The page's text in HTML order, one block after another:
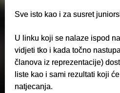
Sve isto kao i za susret
U linku koji se nalaze ispod
vidjeti tko i kada točno
članova iz reprezentacije)
liste kao i sami rezultati koji
natjecanja.